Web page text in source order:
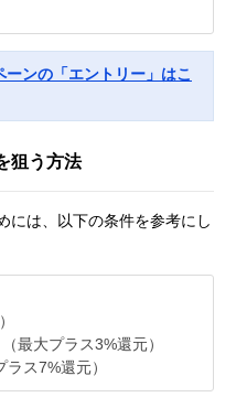
ンの「エントリー」はこ
狙う方法
には、以下の条件を参考にし
（最大プラス3%還元）
ラス7%還元）